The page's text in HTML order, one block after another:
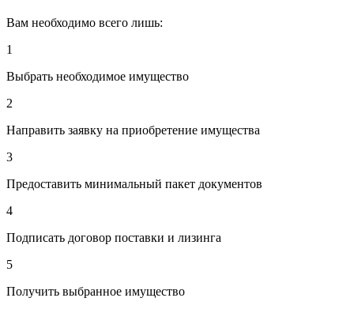
Вам необходимо всего лишь:
1
Выбрать необходимое имущество
2
Направить заявку на приобретение имущества
3
Предоставить минимальный пакет документов
4
Подписать договор поставки и лизинга
5
Получить выбранное имущество